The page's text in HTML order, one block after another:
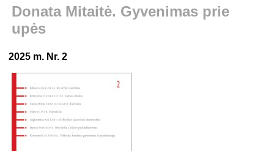
Donata Mitaitė. Gyvenimas prie
upės
2025 m. Nr. 2